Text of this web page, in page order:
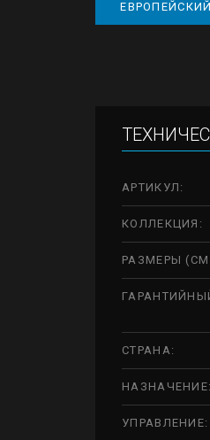
АРТИКУЛ:
КОЛЛЕКЦИЯ:
РАЗМЕРЫ
СТРАНА:
НАЗНАЧЕНИЕ:
УПРАВЛЕНИЕ: